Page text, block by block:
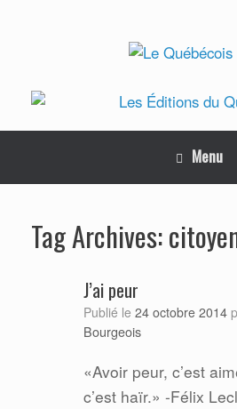
Menu
Tag Archives:
J’ai peur
Publié le 24 octobre 2014
Bourgeois
«Avoir peur, c’est
c’est haïr.» -Félix